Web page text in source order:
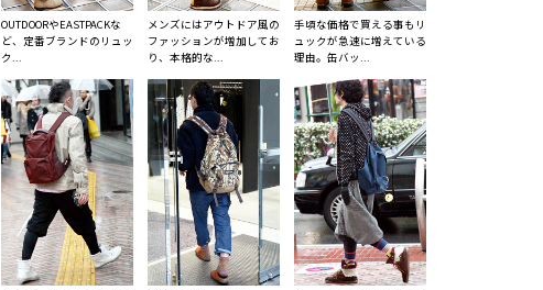
OUTDOORやEASTPACKな
ど、定番ブランドのリュッ
ク...
メンズにはアウトドア風の
ファッションが増加してお
り、本格的な...
手頃な価格で買える事もリ
ュックが急速に増えている
理由。缶バッ...